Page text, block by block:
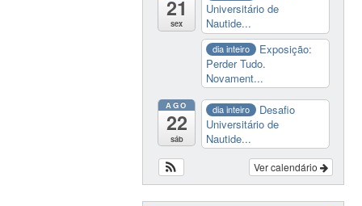
21
sex
Universitário de
Nautide...
dia inteiro
Exposição:
Perder Tudo.
Novament...
AGO
22
sáb
dia inteiro
Desafio
Universitário de
Nautide...
Ver calendário